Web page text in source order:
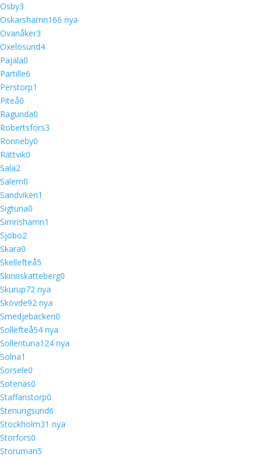
Osby3
Oskarshamn166 nya
Ovanåker3
Oxelösund4
Pajala0
Partille6
Perstorp1
Piteå0
Ragunda0
Robertsfors3
Ronneby0
Rättvik0
Sala2
Salem0
Sandviken1
Sigtuna0
Simrishamn1
Sjöbo2
Skara0
Skellefteå5
Skinnskatteberg0
Skurup72 nya
Skövde92 nya
Smedjebacken0
Sollefteå54 nya
Sollentuna124 nya
Solna1
Sorsele0
Sotenäs0
Staffanstorp0
Stenungsund6
Stockholm31 nya
Storfors0
Storuman5